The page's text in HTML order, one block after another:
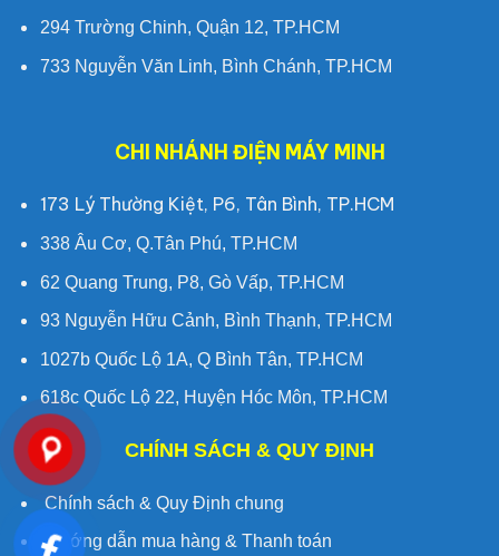
294 Trường Chinh, Quận 12, TP.HCM
733 Nguyễn Văn Linh, Bình Chánh, TP.HCM
CHI NHÁNH ĐIỆN MÁY MINH
173 Lý Thường Kiệt, P6, Tân Bình, TP.HCM
338 Âu Cơ, Q.Tân Phú, TP.HCM
62 Quang Trung, P8, Gò Vấp, TP.HCM
93 Nguyễn Hữu Cảnh, Bình Thạnh, TP.HCM
1027b Quốc Lộ 1A, Q Bình Tân, TP.HCM
618c Quốc Lộ 22, Huyện Hóc Môn, TP.HCM
CHÍNH SÁCH & QUY ĐỊNH
Chính sách & Quy Định chung
Hướng dẫn mua hàng & Thanh toán